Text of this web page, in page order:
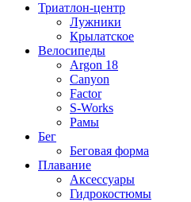
Триатлон-центр
Лужники
Крылатское
Велосипеды
Argon 18
Canyon
Factor
S-Works
Рамы
Бег
Беговая форма
Плавание
Аксессуары
Гидрокостюмы